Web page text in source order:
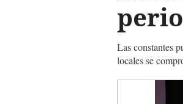
Las constantes
locales se